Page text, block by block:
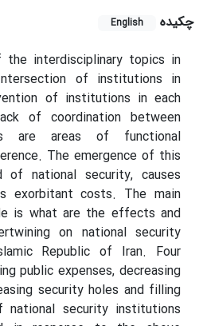
چکیده English
interdisciplinary topics in
of institutions in
of institutions in each
of coordination between
are areas of functional
The emergence of this
national security, causes
exorbitant costs. The main
is what are the effects and
on national security
Republic of Iran. Four
public expenses, decreasing
security holes and filling
security institutions